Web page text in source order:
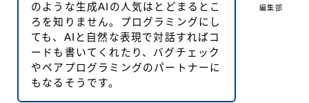
編集部
のような生成AIの人気はとどまるとこ
ろを知りません。プログラミングにし
ても、AIと自然な表現で対話すればコ
ードも書いてくれたり、バグチェック
やペアプログラミングのパートナーに
もなるそうです。